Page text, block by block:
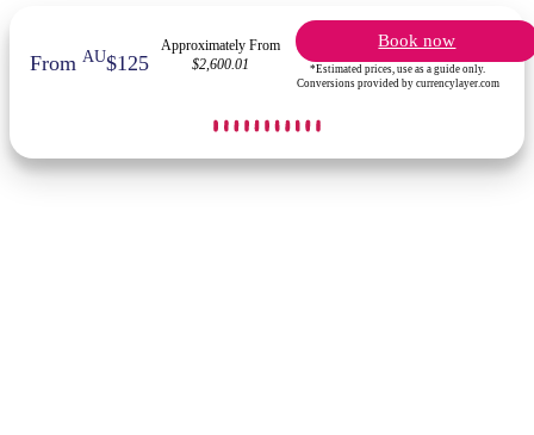
FromAU$125
Approximately From
$2,600.01
Book now
*Estimated prices, use as a guide only.
Conversions provided by currencylayer.com